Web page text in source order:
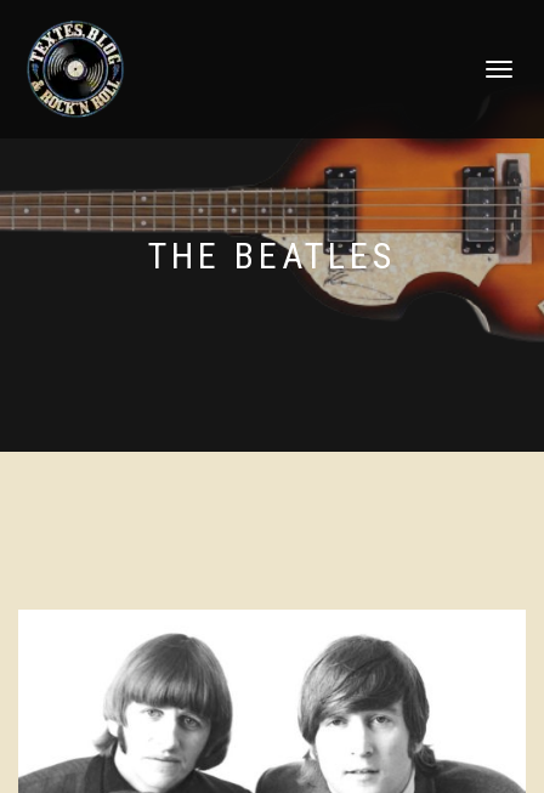
DÉPLIER
THE BEATLES